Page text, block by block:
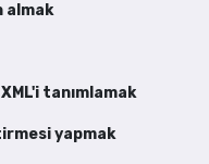
almak
tanımlamak
yapmak